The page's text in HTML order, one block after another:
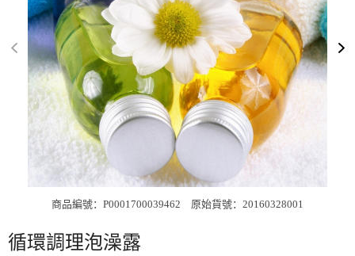
商品編號：P0001700039462 原始貨號：20160328001
循環調理泡澡露